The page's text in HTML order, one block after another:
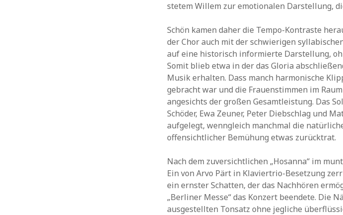
stetem Willem zur emotionalen Darstellung,
Schön kamen daher die Tempo-Kontraste
der Chor auch mit der schwierigen
auf eine historisch informierte Darstellung,
Somit blieb etwa in der das Gloria
Musik erhalten. Dass manch harmonische
gebracht war und die Frauenstimmen im
angesichts der großen Gesamtleistung. Das
Schöder, Ewa Zeuner, Peter Diebschlag und
aufgelegt, wenngleich manchmal die
offensichtlicher Bemühung etwas zurücktrat.
Nach dem zuversichtlichen „Hosanna“ im
Ein von Arvo Pärt in Klaviertrio-Besetzung
ein ernster Schatten, der das Nachhören
„Berliner Messe“ das Konzert beendete. Die
ausgestellten Tonsatz ohne jegliche